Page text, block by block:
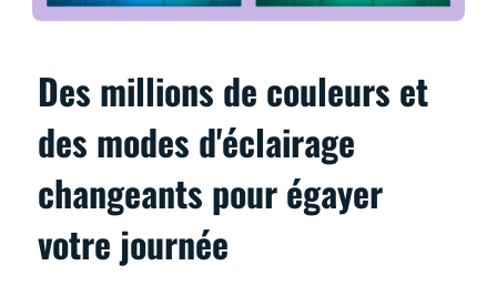
Des millions de couleurs et
des modes d'éclairage
changeants pour égayer
votre journée